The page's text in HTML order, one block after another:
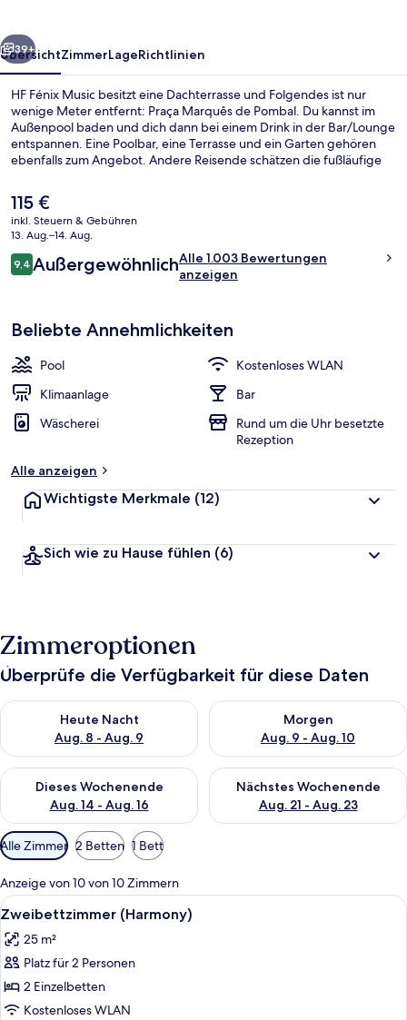
Weiter
39+
ÜbersichtZimmerLageRichtlinien
HF Fénix Music besitzt eine Dachterrasse und Folgendes ist nur
wenige Meter entfernt: Praça Marquês de Pombal. Du kannst im
Außenpool baden und dich dann bei einem Drink in der Bar/Lounge
entspannen. Eine Poolbar, eine Terrasse und ein Garten gehören
ebenfalls zum Angebot. Andere Reisende schätzen die fußläufige
Marquês de Pomba sind es nur wenige Schritte und zur Haltestelle
Rua Conselheiro Fernando Sousa sind es 9 Gehminuten.
Der
aktuelle
Preis
115 €.
115 €
inkl. Steuern & Gebühren
13. Aug.–14. Aug.
Bewertungen
9,49,4 von 10.
AußergewöhnlichAlle 1.003 Bewertungen
anzeigen
Beliebte Annehmlichkeiten
Pool
Kostenloses WLAN
Klimaanlage
Bar
Wäscherei
Rund um die Uhr besetzte
Rezeption
Alle anzeigen
Wichtigste Merkmale (12)
Sich wie zu Hause fühlen (6)
Zimmeroptionen
Überprüfe die Verfügbarkeit für diese Daten
Heute Nacht
Aug. 8 - Aug. 9
Überprüfe die Verfügbarkeit für heute Nacht, Aug. 8 - Aug. 9.
Morgen
Aug. 9 - Aug. 10
Überprüfe die Verfügbarkeit
Dieses Wochenende
Aug. 14 - Aug. 16
Überprüfe die Verfügbarkeit für dieses Wochenende, Aug. 14
Nächstes Wochenende
Aug. 21 - Aug. 23
Überprüfe die Verfügbarkeit
Verfügbare
Filter
für
Zimmer
Alle Zimmer 2 Betten 1 Bett
Anzeige von 10 von 10 Zimmern
Alle
Fotos
für
Zweibettzimmer
(Harmony)
anzeigen
Ein Hotelzimmer mit zwei Betten,
5
Zweibettzimmer (Harmony)
25 m²
Platz für 2 Personen
2 Einzelbetten
Kostenloses WLAN